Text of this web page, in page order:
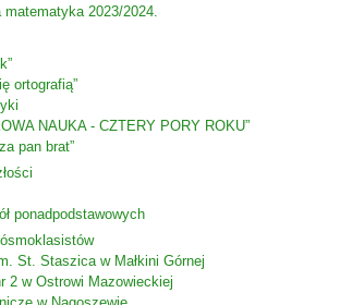
matematyka 2023/2024.
ortografią”
NAUKA - CZTERY PORY ROKU”
pan brat”
ponadpodstawowych
St. Staszica w Małkini Górnej
2 w Ostrowi Mazowieckiej